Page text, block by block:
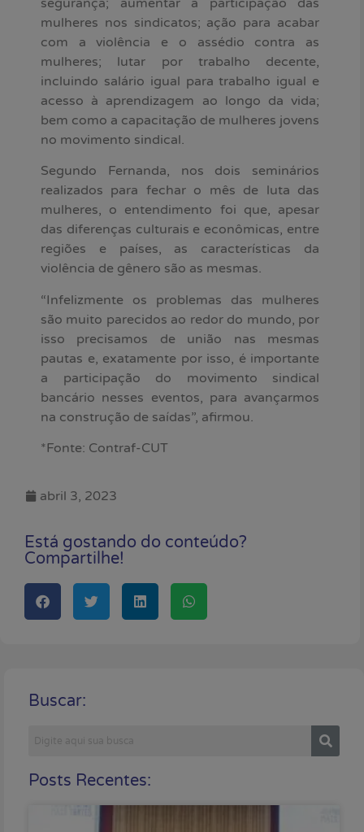
mulheres nos sindicatos; ação para acabar
com a violência e o assédio contra as
mulheres; lutar por trabalho decente,
incluindo salário igual para trabalho igual e
acesso à aprendizagem ao longo da vida;
bem como a capacitação de mulheres jovens
no movimento sindical.
Segundo Fernanda, nos dois seminários
realizados para fechar o mês de luta das
mulheres, o entendimento foi que, apesar
das diferenças culturais e econômicas, entre
regiões e países, as características da
violência de gênero são as mesmas.
“Infelizmente os problemas das mulheres
são muito parecidos ao redor do mundo, por
isso precisamos de união nas mesmas
pautas e, exatamente por isso, é importante
a participação do movimento sindical
bancário nesses eventos, para avançarmos
na construção de saídas”, afirmou.
*Fonte: Contraf-CUT
abril 3, 2023
Está gostando do conteúdo?
Compartilhe!
Buscar:
Posts Recentes: